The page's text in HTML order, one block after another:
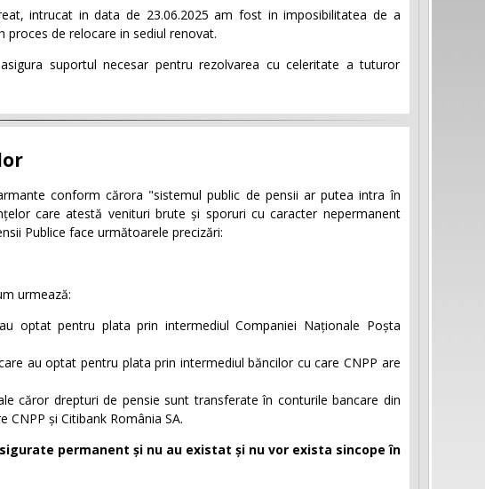
intrucat in data de 23.06.2025 am fost in imposibilitatea de a
proces de relocare in sediul renovat.
suportul necesar pentru rezolvarea cu celeritate a tuturor
conform cărora "sistemul public de pensii ar putea intra în
care atestă venituri brute și sporuri cu caracter nepermanent
Publice face următoarele precizări:
urmează:
optat pentru plata prin intermediul Companiei Naționale Poșta
au optat pentru plata prin intermediul băncilor cu care CNPP are
căror drepturi de pensie sunt transferate în conturile bancare din
și Citibank România SA.
permanent și nu au existat și nu vor exista sincope în